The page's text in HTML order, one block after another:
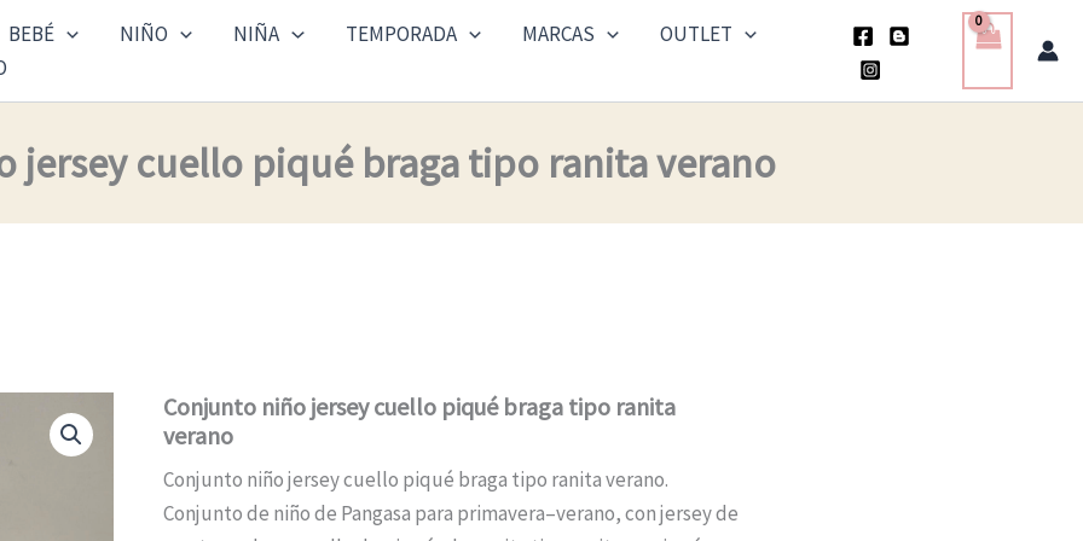
BEBÉ NIÑO NIÑA TEMPORADA MARCAS
OUTLET
jersey cuello piqué braga tipo ranita verano
Conjunto niño jersey cuello piqué braga tipo ranita
verano
Conjunto niño jersey cuello piqué braga tipo ranita verano.
Conjunto de niño de Pangasa para primavera–verano, con jersey de